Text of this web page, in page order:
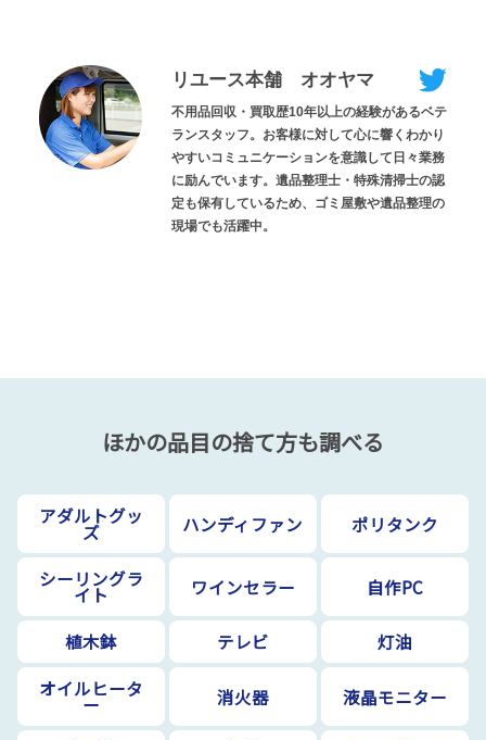
リユース本舗 オオヤマ
不用品回収・買取歴10年以上の経験があるベテ
ランスタッフ。お客様に対して心に響くわかり
やすいコミュニケーションを意識して日々業務
に励んでいます。遺品整理士・特殊清掃士の認
定も保有しているため、ゴミ屋敷や遺品整理の
現場でも活躍中。
ほかの品目の捨て方も調べる
アダルトグッ
ズ ハンディファン ポリタンク
シーリングラ
イト ワインセラー 自作PC
植木鉢 テレビ
灯油
オイルヒータ
ー 消火器 液晶モニター